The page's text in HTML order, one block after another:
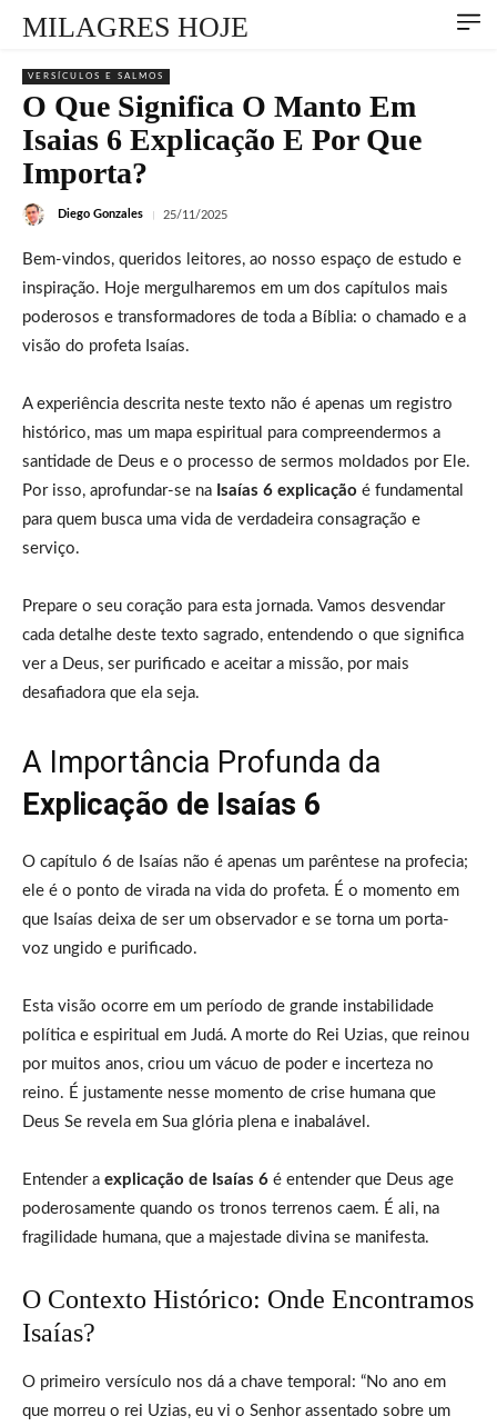
MILAGRES HOJE
VERSÍCULOS E SALMOS
O Que Significa O Manto Em
Isaias 6 Explicação E Por Que
Importa?
Diego Gonzales 25/11/2025
Bem-vindos, queridos leitores, ao nosso espaço de estudo e
inspiração. Hoje mergulharemos em um dos capítulos mais
poderosos e transformadores de toda a Bíblia: o chamado e a
visão do profeta Isaías.
A experiência descrita neste texto não é apenas um registro
histórico, mas um mapa espiritual para compreendermos a
santidade de Deus e o processo de sermos moldados por Ele.
Por isso, aprofundar-se na Isaías 6 explicação é fundamental
para quem busca uma vida de verdadeira consagração e
serviço.
Prepare o seu coração para esta jornada. Vamos desvendar
cada detalhe deste texto sagrado, entendendo o que significa
ver a Deus, ser purificado e aceitar a missão, por mais
desafiadora que ela seja.
A Importância Profunda da
Explicação de Isaías 6
O capítulo 6 de Isaías não é apenas um parêntese na profecia;
ele é o ponto de virada na vida do profeta. É o momento em
que Isaías deixa de ser um observador e se torna um porta-
voz ungido e purificado.
Esta visão ocorre em um período de grande instabilidade
política e espiritual em Judá. A morte do Rei Uzias, que reinou
por muitos anos, criou um vácuo de poder e incerteza no
reino. É justamente nesse momento de crise humana que
Deus Se revela em Sua glória plena e inabalável.
Entender a explicação de Isaías 6 é entender que Deus age
poderosamente quando os tronos terrenos caem. É ali, na
fragilidade humana, que a majestade divina se manifesta.
O Contexto Histórico: Onde Encontramos
Isaías?
O primeiro versículo nos dá a chave temporal: “No ano em
que morreu o rei Uzias, eu vi o Senhor assentado sobre um